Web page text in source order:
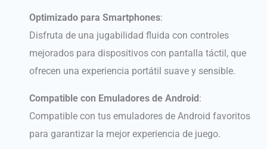
Optimizado para Smartphones:
Disfruta de una jugabilidad fluida con controles
mejorados para dispositivos con pantalla táctil, que
ofrecen una experiencia portátil suave y sensible.
Compatible con Emuladores de Android :
Compatible con tus emuladores de Android favoritos
para garantizar la mejor experiencia de juego.